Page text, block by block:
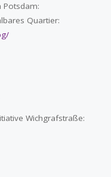
Potsdam:
Quartier:
Wichgrafstraße: